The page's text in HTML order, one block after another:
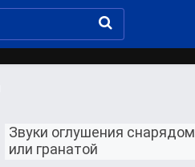
Звуки оглушения снарядом
или гранатой